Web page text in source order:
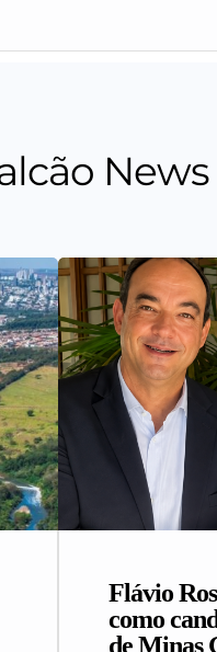
News
Flávio
como
de Minas